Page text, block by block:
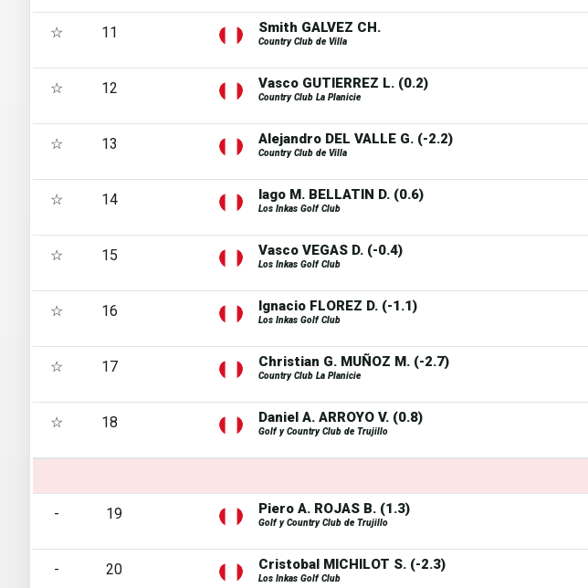
☆ 11 Smith GALVEZ CH.
Country Club de Villa
☆ 12 Vasco GUTIERREZ L. (0.2)
Country Club La Planicie
☆ 13 Alejandro DEL VALLE G. (-2.2)
Country Club de Villa
☆ 14 Iago M. BELLATIN D. (0.6)
Los Inkas Golf Club
☆ 15 Vasco VEGAS D. (-0.4)
Los Inkas Golf Club
☆ 16 Ignacio FLOREZ D. (-1.1)
Los Inkas Golf Club
☆ 17 Christian G. MUÑOZ M. (-2.7)
Country Club La Planicie
☆ 18 Daniel A. ARROYO V. (0.8)
Golf y Country Club de Trujillo
- 19 Piero A. ROJAS B. (1.3)
Golf y Country Club de Trujillo
- 20 Cristobal MICHILOT S. (-2.3)
Los Inkas Golf Club